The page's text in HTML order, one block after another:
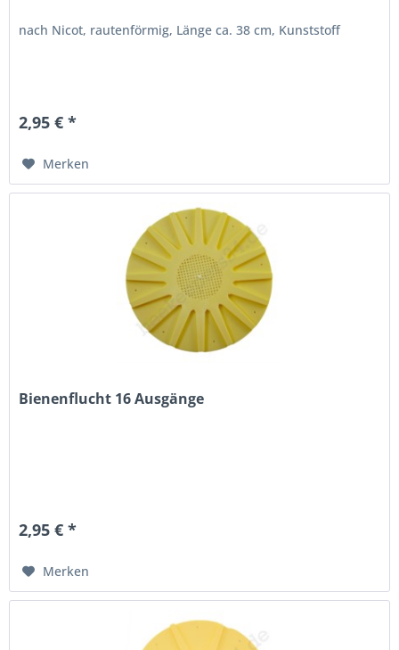
nach Nicot, rautenförmig, Länge ca. 38 cm, Kunststoff
2,95 € *
Merken
Bienenflucht 16 Ausgänge
2,95 € *
Merken